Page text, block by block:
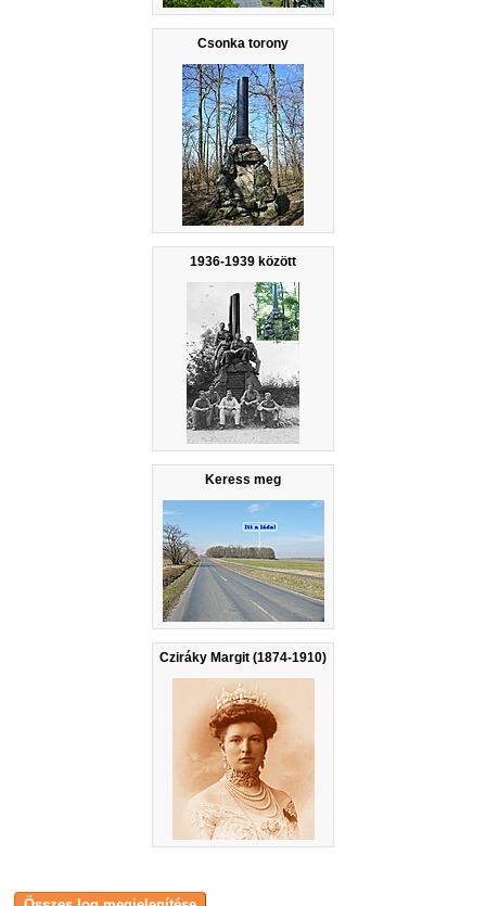
Csonka torony
1936-1939 között
Keress meg
Cziráky Margit (1874-1910)